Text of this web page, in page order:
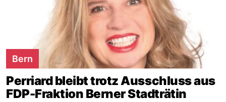
Bern
Perriard bleibt trotz Ausschluss aus
FDP-Fraktion Berner Stadträtin